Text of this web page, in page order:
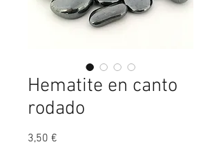
Hematite en canto
rodado
3,50 €